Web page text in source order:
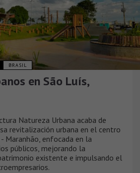
BRASIL
en São Luís,
Natureza Urbana acaba de
revitalización urbana en el centro
Maranhão, enfocada en la
públicos, mejorando la
existente e impulsando el